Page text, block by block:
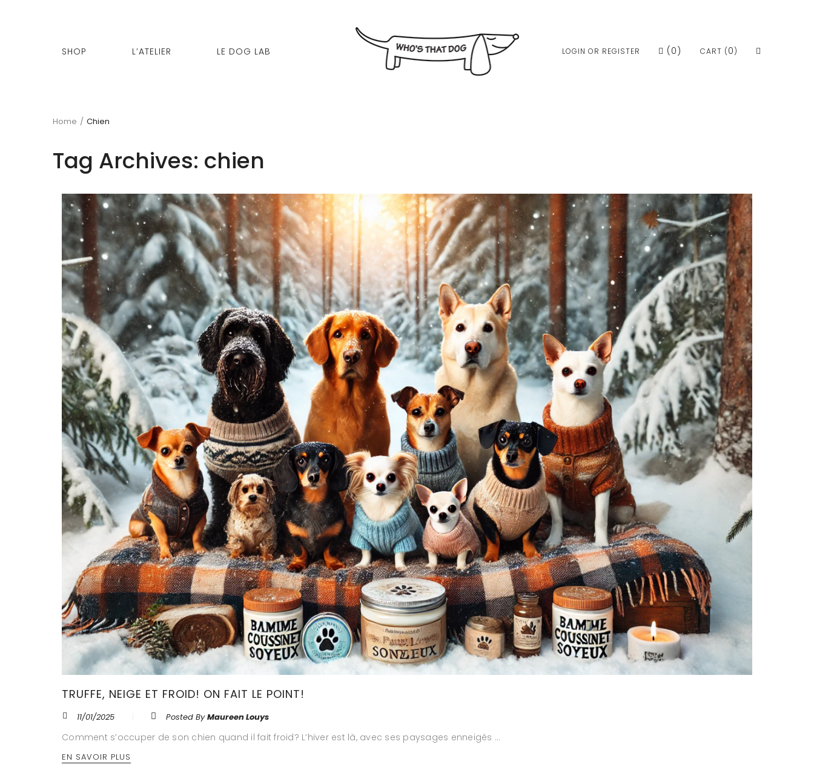
SHOP L’ATELIER LE DOG LAB CART (0)
( 0 )
LOGIN OR REGISTER
Home / Chien
Tag Archives: chien
TRUFFE, NEIGE ET FROID! ON FAIT LE POINT!
11/01/2025 Posted ByMaureen Louys
Comment s’occuper de son chien quand il fait froid? L’hiver est là, avec ses paysages enneigés …
EN SAVOIR PLUS